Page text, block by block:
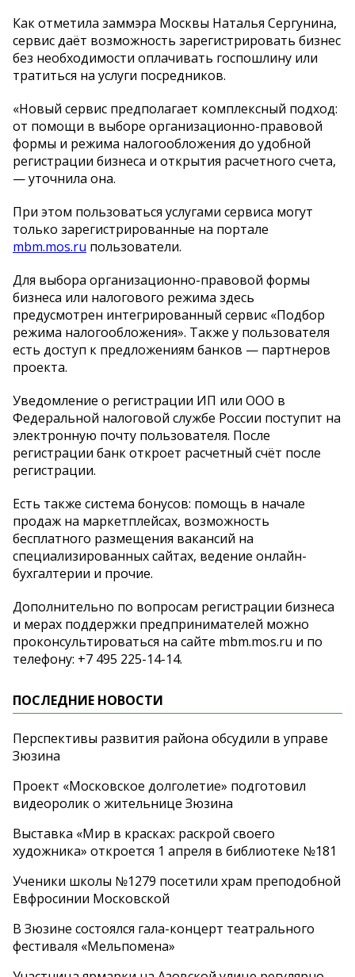
Как отметила заммэра Москвы Наталья Сергунина,
сервис даёт возможность зарегистрировать бизнес
без необходимости оплачивать госпошлину или
тратиться на услуги посредников.
«Новый сервис предполагает комплексный подход:
от помощи в выборе организационно-правовой
формы и режима налогообложения до удобной
регистрации бизнеса и открытия расчетного счета,
— уточнила она.
При этом пользоваться услугами сервиса могут
только зарегистрированные на портале
mbm.mos.ru пользователи.
Для выбора организационно-правовой формы
бизнеса или налогового режима здесь
предусмотрен интегрированный сервис «Подбор
режима налогообложения». Также у пользователя
есть доступ к предложениям банков — партнеров
проекта.
Уведомление о регистрации ИП или ООО в
Федеральной налоговой службе России поступит на
электронную почту пользователя. После
регистрации банк откроет расчетный счёт после
регистрации.
Есть также система бонусов: помощь в начале
продаж на маркетплейсах, возможность
бесплатного размещения вакансий на
специализированных сайтах, ведение онлайн-
бухгалтерии и прочие.
Дополнительно по вопросам регистрации бизнеса
и мерах поддержки предпринимателей можно
проконсультироваться на сайте mbm.mos.ru и по
телефону: +7 495 225-14-14.
ПОСЛЕДНИЕ НОВОСТИ
Перспективы развития района обсудили в управе
Зюзина
Проект «Московское долголетие» подготовил
видеоролик о жительнице Зюзина
Выставка «Мир в красках: раскрой своего
художника» откроется 1 апреля в библиотеке №181
Ученики школы №1279 посетили храм преподобной
Евфросинии Московской
В Зюзине состоялся гала-концерт театрального
фестиваля «Мельпомена»